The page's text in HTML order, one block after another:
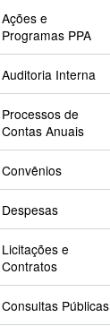
Ações e
Programas PPA
Auditoria Interna
Processos de
Contas Anuais
Convênios
Despesas
Licitações e
Contratos
Consultas Públicas